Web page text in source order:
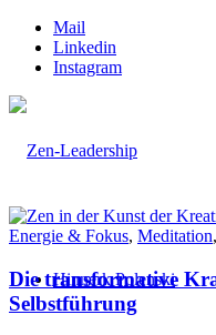
Mail
Linkedin
Instagram
Hinnerk Polenski
Energie & Fokus, Meditation,
Die transformative
Selbstführung